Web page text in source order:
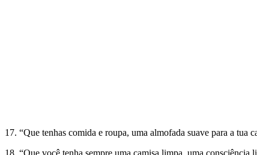
17. “Que tenhas comida e roupa, uma almofada suave para a tua